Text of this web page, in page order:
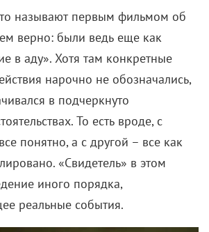
называют первым фильмом об
верно: были ведь еще как
в аду». Хотя там конкретные
нарочно не обозначались,
в подчеркнуто
То есть вроде, с
понятно, а с другой – все как
«Свидетель» в этом
иного порядка,
реальные события.